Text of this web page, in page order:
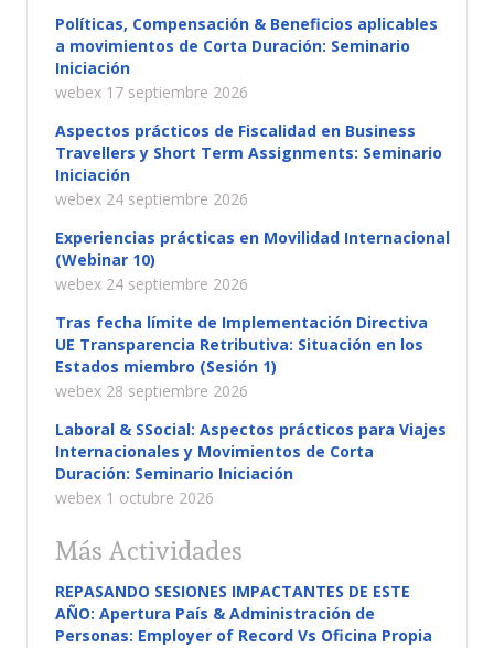
Políticas, Compensación & Beneficios aplicables
a movimientos de Corta Duración: Seminario
Iniciación
webex 17 septiembre 2026
Aspectos prácticos de Fiscalidad en Business
Travellers y Short Term Assignments: Seminario
Iniciación
webex 24 septiembre 2026
Experiencias prácticas en Movilidad Internacional
(Webinar 10)
webex 24 septiembre 2026
Tras fecha límite de Implementación Directiva
UE Transparencia Retributiva: Situación en los
Estados miembro (Sesión 1)
webex 28 septiembre 2026
Laboral & SSocial: Aspectos prácticos para Viajes
Internacionales y Movimientos de Corta
Duración: Seminario Iniciación
webex 1 octubre 2026
Más Actividades
REPASANDO SESIONES IMPACTANTES DE ESTE
AÑO: Apertura País & Administración de
Personas: Employer of Record Vs Oficina Propia